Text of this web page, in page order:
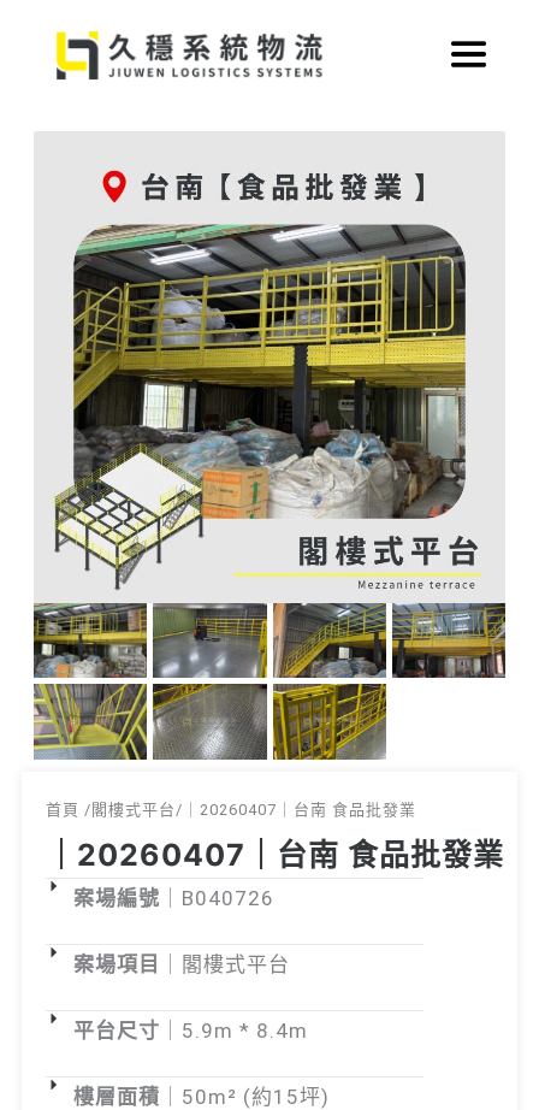
首頁 /閣樓式平台/｜20260407｜台南 食品批發業
｜20260407｜台南 食品批發業
案場編號 ｜B040726
案場項目 ｜閣樓式平台
平台尺寸 ｜5.9m * 8.4m
樓層面積 ｜50m² (約15坪)